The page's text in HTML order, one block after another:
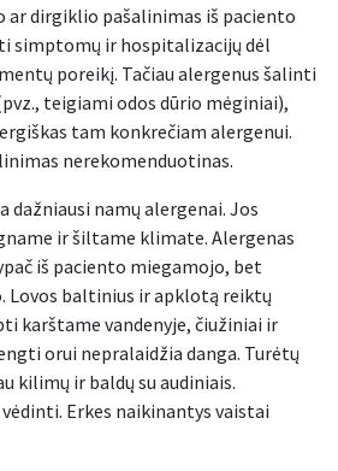
dirgiklio pašalinimas iš paciento
simptomų ir hospitalizacijų dėl
poreikį. Tačiau alergenus šalinti
teigiami odos dūrio mėginiai),
tam konkrečiam alergenui.
nerekomenduotinas.
dažniausi namų alergenai. Jos
ir šiltame klimate. Alergenas
iš paciento miegamojo, bet
Lovos baltinius ir apklotą reiktų
karštame vandenyje, čiužiniai ir
orui nepralaidžia danga. Turėtų
kilimų ir baldų su audiniais.
Erkes naikinantys vaistai